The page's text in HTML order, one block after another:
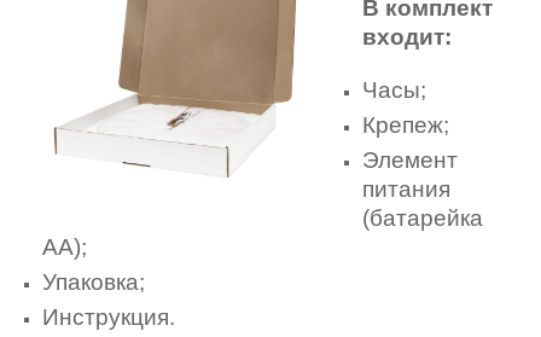
В комплект
входит:
Часы;
Крепеж;
Элемент
питания
(батарейка
АА);
Упаковка;
Инструкция.